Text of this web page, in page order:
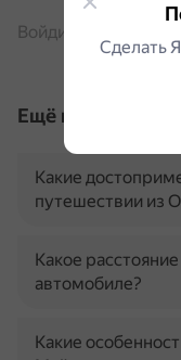
Войдите, чтобы
Ещё по теме
Какие
путешествии из
Какое
автомобиле?
Какие
Сделать